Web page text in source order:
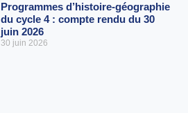
Programmes d’histoire-géographie
du cycle 4 : compte rendu du 30
juin 2026
30 juin 2026